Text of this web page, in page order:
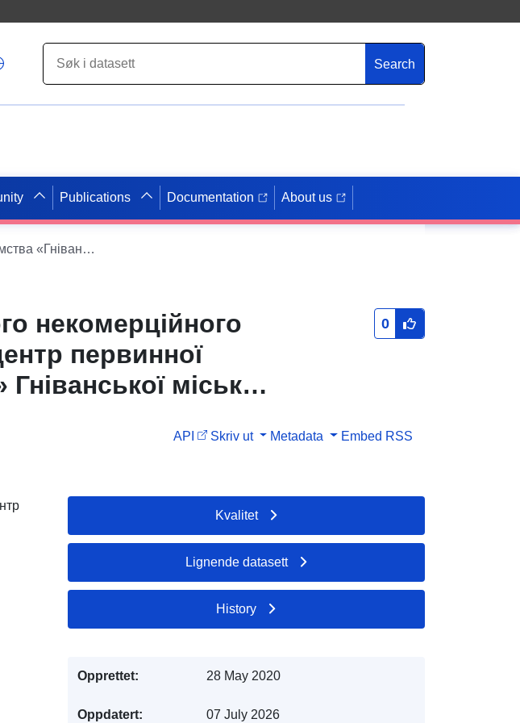
Search
Publications Documentation About us
Штатний розпис Комунального некомерційного підприємства «Гніванський центр первинної медико-санітарної допомоги» Гніванської міської ради
некомерційного
первинної
міської
0
API Skriv ut Metadata Embed RSS
Kvalitet
Lignende datasett
History
Opprettet: 28 May 2020
Oppdatert: 07 July 2026